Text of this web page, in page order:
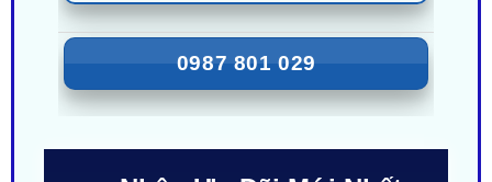
ZALO
0987 801 029